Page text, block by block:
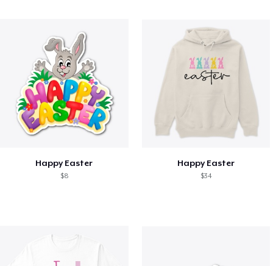
Happy Easter
$8
Happy Easter
$34